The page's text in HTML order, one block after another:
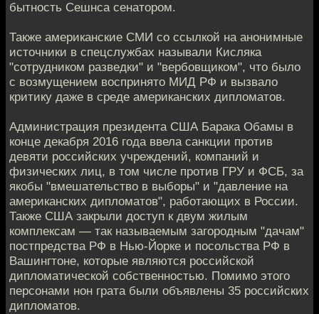
бытность Сешнса сенатором.
Также американские СМИ со ссылкой на анонимные
источники в спецслужбах называли Кисляка
"сотрудником разведки" и "вербовщиком", что было
с возмущением воспринято МИД РФ и вызвало
критику даже в среде американских дипломатов.
Администрация президента США Барака Обамы в
конце декабря 2016 года ввела санкции против
девяти российских учреждений, компаний и
физических лиц, в том числе против ГРУ и ФСБ, за
якобы "вмешательство в выборы" и "давление на
американских дипломатов", работающих в России.
Также США закрыли доступ к двум жилым
комплексам — так называемым загородным "дачам"
постпредства РФ в Нью-Йорке и посольства РФ в
Вашингтоне, которые являются российской
дипломатической собственностью. Помимо этого
персонами нон грата были объявлены 35 российских
дипломатов.